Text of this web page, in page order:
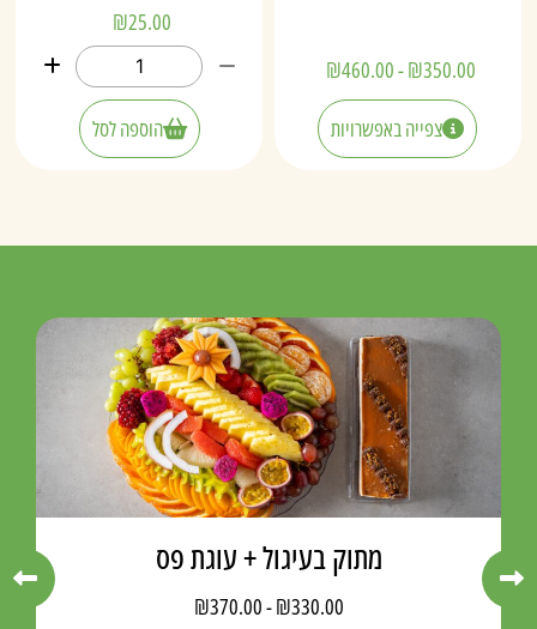
₪350.00
-
₪460.00
צפייה באפשרויות
₪25.00
הוספה לסל
מתוק בעיגול + עוגת פס
₪370.00